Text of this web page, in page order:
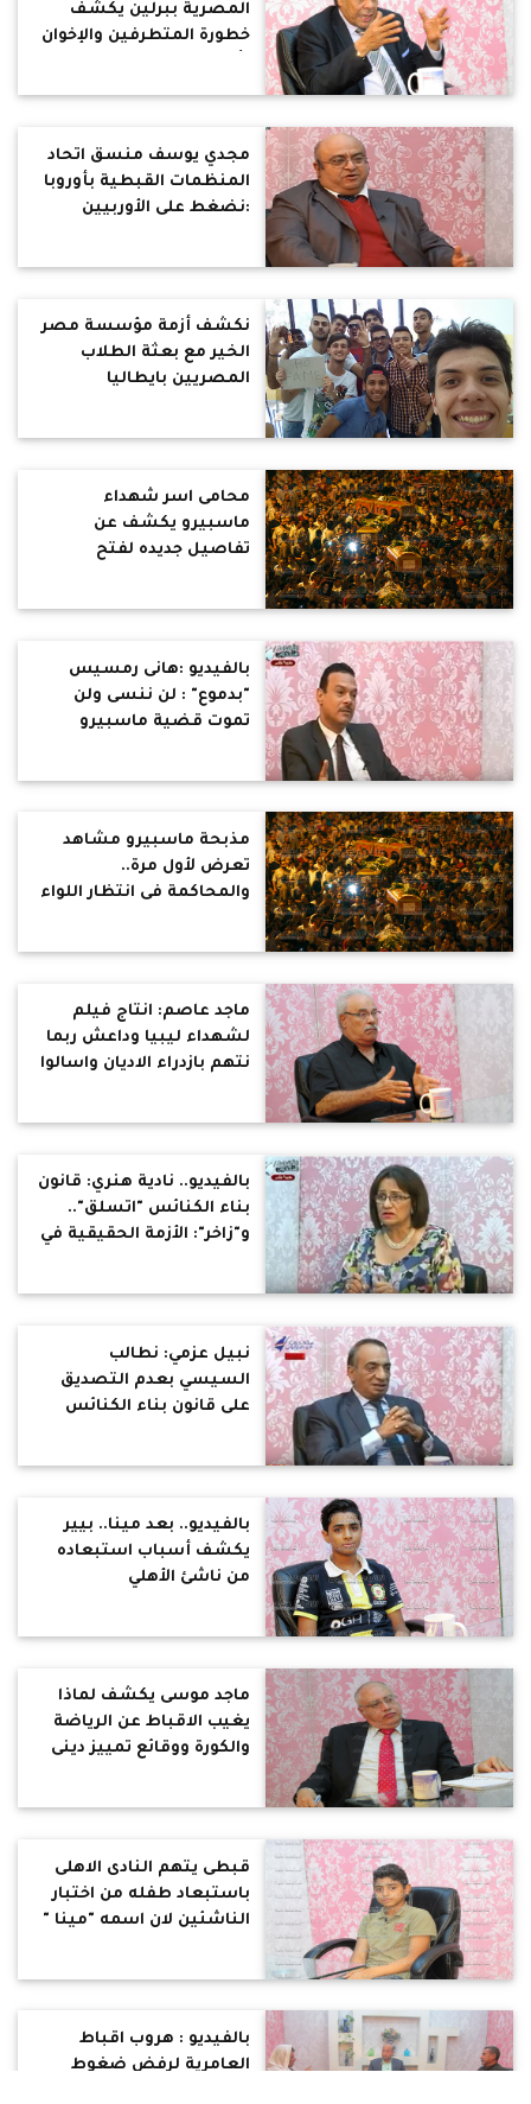
المصرية ببرلين يكشف
خطورة المتطرفين والإخوان
مجدي يوسف منسق اتحاد
المنظمات القبطية بأوروبا
:نضغط على الأوربيين
نكشف أزمة مؤسسة مصر
الخير مع بعثة الطلاب
المصريين بايطاليا
محامى اسر شهداء
ماسبيرو يكشف عن
تفاصيل جديده لفتح
بالفيديو :هانى رمسيس
"بدموع" : لن ننسى ولن
تموت قضية ماسبيرو
مذبحة ماسبيرو مشاهد
تعرض لأول مرة..
والمحاكمة فى انتظار اللواء
ماجد عاصم: انتاج فيلم
لشهداء ليبيا وداعش ربما
نتهم بازدراء الاديان واسالوا
بالفيديو.. نادية هنري: قانون
بناء الكنائس "اتسلق"..
و"زاخر": الأزمة الحقيقية في
نبيل عزمي: نطالب
السيسي بعدم التصديق
على قانون بناء الكنائس
بالفيديو.. بعد مينا.. بيير
يكشف أسباب استبعاده
من ناشئ الأهلي
ماجد موسى يكشف لماذا
يغيب الاقباط عن الرياضة
والكورة ووقائع تمييز دينى
قبطى يتهم النادى الاهلى
باستبعاد طفله من اختبار
الناشئين لان اسمه "مينا "
بالفيديو : هروب اقباط
العامرية لرفض ضغوط